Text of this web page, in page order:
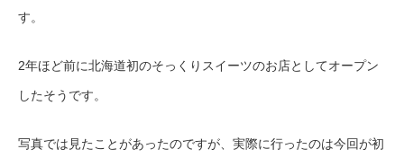
す。
2年ほど前に北海道初のそっくりスイーツのお店としてオープン
したそうです。
写真では見たことがあったのですが、実際に行ったのは今回が初